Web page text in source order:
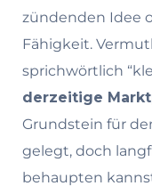
zündenden Idee
Fähigkeit.
sprichwörtlich
derzeitige
Grundstein für
gelegt, doch
behaupten